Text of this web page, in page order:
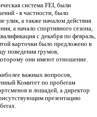
система FEI, были
- в частности, было
улик, а также началом действия
а начало спортивного сезона,
с декабря по февраль,
карточки было предложено в
поведения грумов,
они имеют отношение.
важных вопросов,
Комитет по пробегам
и лошадей, а директор
презентацию